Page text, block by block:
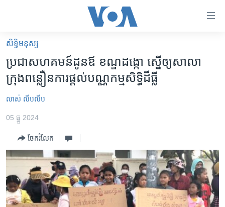
គេហទំព័រ​
ទាក់ទង
រំលង​
និង​
ទំព័រ​
ម្តង
និង​
ចូល​
ទៅ​
អន្តរជាតិ
ហេឡូវីអូអេ
កម្ពុជាច្នៃប្រតិដ្ឋ
ព្រឹត្តិការណ៍ព័ត៌មាន
ទូរទស្សន៍ / វីដេអូ​
វិទ្យុ / ផតខាសថ៍
សិទ្ធិ​មនុស្ស
ប្រជាសហគមន៍ដូនឪ ខណ្ឌដង្កោ ស្នើឲ្យសាលា
ក្រុងពន្លឿនការផ្តល់បណ្ណកម្មសិទ្ធិដីធ្លី
លាស់ លីបលីប
05 ធ្នូ 2024
ចែករំលែក